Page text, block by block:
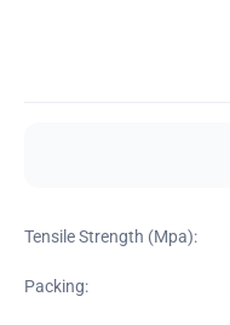
Tensile Strength (Mpa):
Packing: